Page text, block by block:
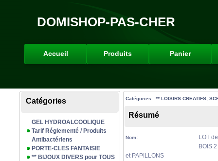
DOMISHOP-PAS-CHER
Accueil Produits Panier
Catégories
GEL HYDROALCOOLIQUE
Tarif Réglementé / Produits
Antibactériens
PORTE-CLES FANTAISIE
** BIJOUX DIVERS pour TOUS
Catégories - ** LOISIRS CREATIFS,
Résumé
Nom:
LOT
BOIS
et PAPILLONS